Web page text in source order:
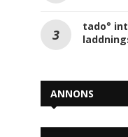
tado°
ANNONS